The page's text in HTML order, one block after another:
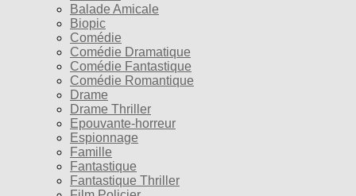
Balade Amicale
Biopic
Comédie
Comédie Dramatique
Comédie Fantastique
Comédie Romantique
Drame
Drame Thriller
Epouvante-horreur
Espionnage
Famille
Fantastique
Fantastique Thriller